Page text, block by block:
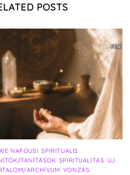
POSTS
NAFOUSI ,SPIRITUÁLIS
TANÍTÁSOK SPIRITUALITÁS ÚJ
ARCHÍVUM VONZÁS